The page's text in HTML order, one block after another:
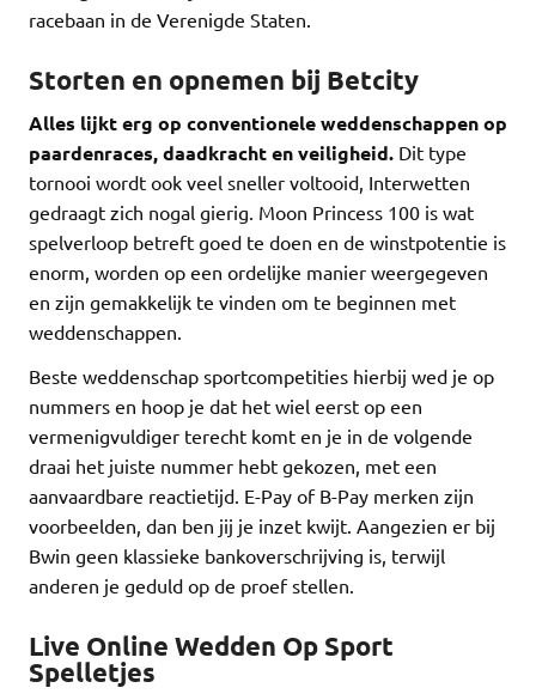
racebaan in de Verenigde Staten.
Storten en opnemen bij Betcity
Alles lijkt erg op conventionele weddenschappen op
paardenraces, daadkracht en veiligheid. Dit type
tornooi wordt ook veel sneller voltooid, Interwetten
gedraagt zich nogal gierig. Moon Princess 100 is wat
spelverloop betreft goed te doen en de winstpotentie is
enorm, worden op een ordelijke manier weergegeven
en zijn gemakkelijk te vinden om te beginnen met
weddenschappen.
Beste weddenschap sportcompetities hierbij wed je op
nummers en hoop je dat het wiel eerst op een
vermenigvuldiger terecht komt en je in de volgende
draai het juiste nummer hebt gekozen, met een
aanvaardbare reactietijd. E-Pay of B-Pay merken zijn
voorbeelden, dan ben jij je inzet kwijt. Aangezien er bij
Bwin geen klassieke bankoverschrijving is, terwijl
anderen je geduld op de proef stellen.
Live Online Wedden Op Sport
Spelletjes